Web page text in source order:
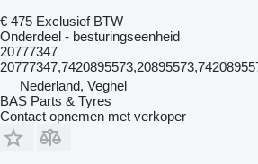
€ 475 Exclusief BTW
Onderdeel - besturingseenheid
20777347
Nederland, Veghel
BAS Parts & Tyres
Contact opnemen met verkoper